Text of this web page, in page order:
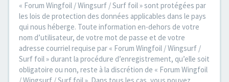
« Forum Wingfoil / Wingsurf / Surf foil » sont protégées par
les lois de protection des données applicables dans le pays
qui nous héberge. Toute information en-dehors de votre
nom d’utilisateur, de votre mot de passe et de votre
adresse courriel requise par « Forum Wingfoil / Wingsurf /
Surf foil » durant la procédure d’enregistrement, qu’elle soit
obligatoire ou non, reste à la discrétion de « Forum Wingfoil